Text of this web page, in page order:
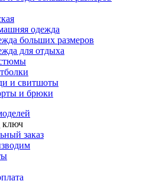
одежда
больших размеров
для отдыха
и свитшоты
и брюки
ключ
заказ